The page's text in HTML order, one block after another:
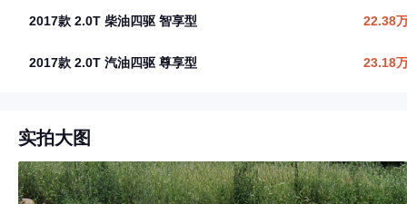
2017款 2.0T 柴油四驱 智享型 22.38
2017款 2.0T 汽油四驱 尊享型 23.18
实拍大图